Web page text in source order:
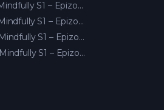
Murder Mindfully S1 – Epizoda 05
Murder Mindfully S1 – Epizoda 06
Murder Mindfully S1 – Epizoda 07
Murder Mindfully S1 – Epizoda 08